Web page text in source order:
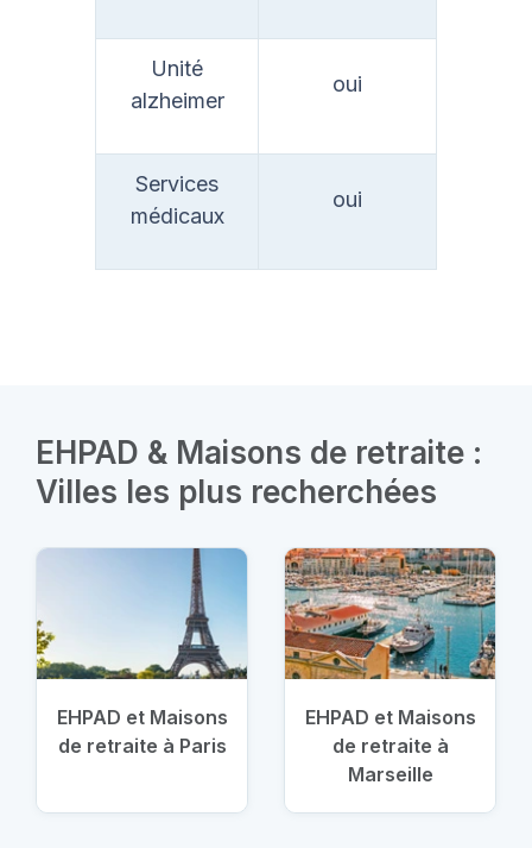
Unité
alzheimer
oui
Services
médicaux
oui
EHPAD & Maisons de retraite :
Villes les plus recherchées
EHPAD et Maisons
de retraite à Paris
EHPAD et Maisons
de retraite à
Marseille